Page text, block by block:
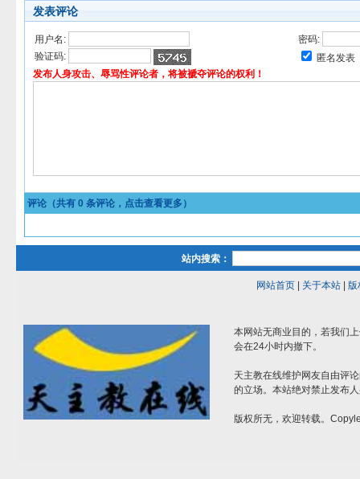
发表评论
用户名:
密码:
验证码:
匿名发表
发布人身攻击、辱骂性评论者，将被褫夺评论的权利！
评论（共有 0 条评论，点击查看更多）
站内搜索：
网站首页| 关于本站| 版
本网站无商业目的，若我们
会在24小时内撤下。
天主教在线维护网友自由评
的立场。本站绝对禁止发布
版权所无，欢迎转载。